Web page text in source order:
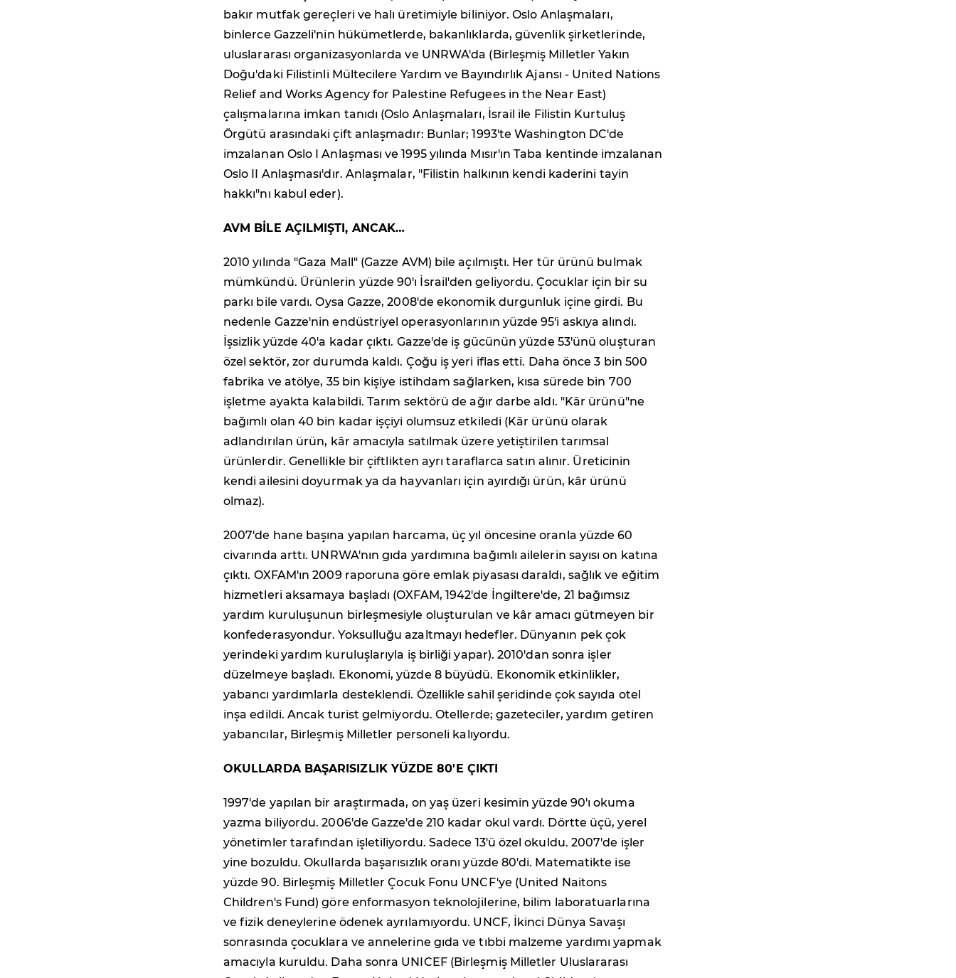
bakır mutfak gereçleri ve halı üretimiyle biliniyor. Oslo Anlaşmaları,
binlerce Gazzeli'nin hükümetlerde, bakanlıklarda, güvenlik şirketlerinde,
uluslararası organizasyonlarda ve UNRWA'da (Birleşmiş Milletler Yakın
Doğu'daki Filistinli Mültecilere Yardım ve Bayındırlık Ajansı - United Nations
Relief and Works Agency for Palestine Refugees in the Near East)
çalışmalarına imkan tanıdı (Oslo Anlaşmaları, İsrail ile Filistin Kurtuluş
Örgütü arasındaki çift anlaşmadır: Bunlar; 1993'te Washington DC'de
imzalanan Oslo I Anlaşması ve 1995 yılında Mısır'ın Taba kentinde imzalanan
Oslo II Anlaşması'dır. Anlaşmalar, "Filistin halkının kendi kaderini tayin
hakkı"nı kabul eder).
AVM BİLE AÇILMIŞTI, ANCAK…
2010 yılında "Gaza Mall" (Gazze AVM) bile açılmıştı. Her tür ürünü bulmak
mümkündü. Ürünlerin yüzde 90'ı İsrail'den geliyordu. Çocuklar için bir su
parkı bile vardı. Oysa Gazze, 2008'de ekonomik durgunluk içine girdi. Bu
nedenle Gazze'nin endüstriyel operasyonlarının yüzde 95'i askıya alındı.
İşsizlik yüzde 40'a kadar çıktı. Gazze'de iş gücünün yüzde 53'ünü oluşturan
özel sektör, zor durumda kaldı. Çoğu iş yeri iflas etti. Daha önce 3 bin 500
fabrika ve atölye, 35 bin kişiye istihdam sağlarken, kısa sürede bin 700
işletme ayakta kalabildi. Tarım sektörü de ağır darbe aldı. "Kâr ürünü"ne
bağımlı olan 40 bin kadar işçiyi olumsuz etkiledi (Kâr ürünü olarak
adlandırılan ürün, kâr amacıyla satılmak üzere yetiştirilen tarımsal
ürünlerdir. Genellikle bir çiftlikten ayrı taraflarca satın alınır. Üreticinin
kendi ailesini doyurmak ya da hayvanları için ayırdığı ürün, kâr ürünü
olmaz).
2007'de hane başına yapılan harcama, üç yıl öncesine oranla yüzde 60
civarında arttı. UNRWA'nın gıda yardımına bağımlı ailelerin sayısı on katına
çıktı. OXFAM'ın 2009 raporuna göre emlak piyasası daraldı, sağlık ve eğitim
hizmetleri aksamaya başladı (OXFAM, 1942'de İngiltere'de, 21 bağımsız
yardım kuruluşunun birleşmesiyle oluşturulan ve kâr amacı gütmeyen bir
konfederasyondur. Yoksulluğu azaltmayı hedefler. Dünyanın pek çok
yerindeki yardım kuruluşlarıyla iş birliği yapar). 2010'dan sonra işler
düzelmeye başladı. Ekonomi, yüzde 8 büyüdü. Ekonomik etkinlikler,
yabancı yardımlarla desteklendi. Özellikle sahil şeridinde çok sayıda otel
inşa edildi. Ancak turist gelmiyordu. Otellerde; gazeteciler, yardım getiren
yabancılar, Birleşmiş Milletler personeli kalıyordu.
OKULLARDA BAŞARISIZLIK YÜZDE 80'E ÇIKTI
1997'de yapılan bir araştırmada, on yaş üzeri kesimin yüzde 90'ı okuma
yazma biliyordu. 2006'de Gazze'de 210 kadar okul vardı. Dörtte üçü, yerel
yönetimler tarafından işletiliyordu. Sadece 13'ü özel okuldu. 2007'de işler
yine bozuldu. Okullarda başarısızlık oranı yüzde 80'di. Matematikte ise
yüzde 90. Birleşmiş Milletler Çocuk Fonu UNCF'ye (United Naitons
Children's Fund) göre enformasyon teknolojilerine, bilim laboratuarlarına
ve fizik deneylerine ödenek ayrılamıyordu. UNCF, İkinci Dünya Savaşı
sonrasında çocuklara ve annelerine gıda ve tıbbi malzeme yardımı yapmak
amacıyla kuruldu. Daha sonra UNICEF (Birleşmiş Milletler Uluslararası